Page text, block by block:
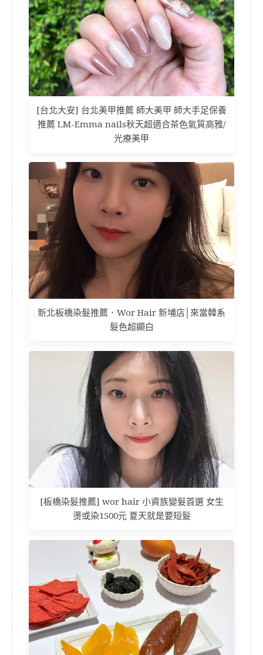
[台北大安] 台北美甲推薦 師大美甲 師大手足保養
推薦 LM-Emma nails秋天超適合茶色氣質高雅/
光療美甲
新北板橋染髮推薦．Wor Hair 新埔店│來當韓系
髮色超顯白
[板橋染髮推薦] wor hair 小資族變髮首選 女生
燙或染1500元 夏天就是要短髮